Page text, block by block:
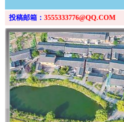
投稿邮箱： 3555333776@QQ.COM